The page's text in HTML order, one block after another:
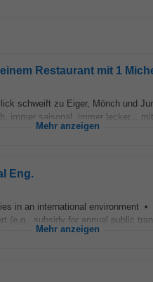
Restaurant mit 1
schweift zu Eiger, Mönch und
immer saisonal, immer lecker... mit
Mehr anzeigen
Eng.
in an international environment •
subsidy for annual public
Mehr anzeigen